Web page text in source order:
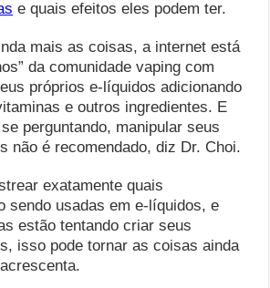
e quais efeitos eles podem ter.
mais as coisas, a internet está
da comunidade vaping com
próprios e-líquidos adicionando
e outros ingredientes. E
perguntando, manipular seus
não é recomendado, diz Dr. Choi.
exatamente quais
sendo usadas em e-líquidos, e
estão tentando criar seus
isso pode tornar as coisas ainda